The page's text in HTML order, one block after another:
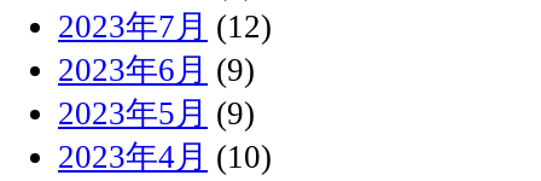
2023年7月 (12)
2023年6月 (9)
2023年5月 (9)
2023年4月 (10)